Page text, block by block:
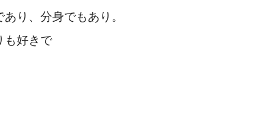
り、分身でもあり。
も好きで